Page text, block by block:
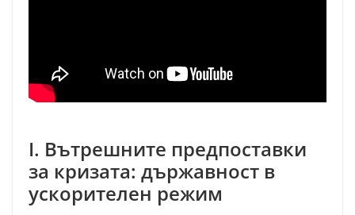
I. Вътрешните предпоставки
за кризата: държавност в
ускорителен режим